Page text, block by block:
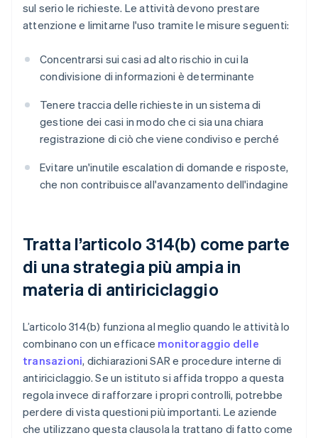
sul serio le richieste. Le attività devono prestare
attenzione e limitarne l'uso tramite le misure seguenti:
Concentrarsi sui casi ad alto rischio in cui la
condivisione di informazioni è determinante
Tenere traccia delle richieste in un sistema di
gestione dei casi in modo che ci sia una chiara
registrazione di ciò che viene condiviso e perché
Evitare un'inutile escalation di domande e risposte,
che non contribuisce all'avanzamento dell'indagine
Tratta l’articolo 314(b) come parte
di una strategia più ampia in
materia di antiriciclaggio
L’articolo 314(b) funziona al meglio quando le attività lo
combinano con un efficace monitoraggio delle
transazioni, dichiarazioni SAR e procedure interne di
antiriciclaggio. Se un istituto si affida troppo a questa
regola invece di rafforzare i propri controlli, potrebbe
perdere di vista questioni più importanti. Le aziende
che utilizzano questa clausola la trattano di fatto come